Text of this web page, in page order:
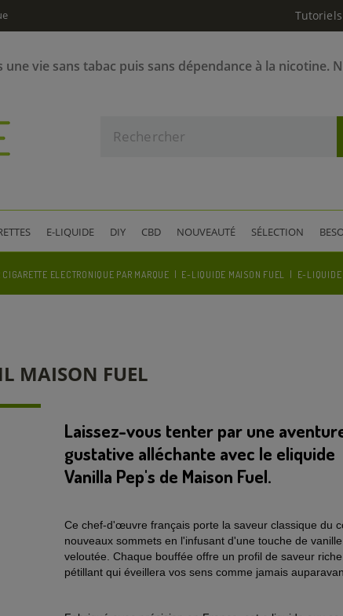
Tutoriels
vie sans tabac puis sans dépendance à la nicotine.
E-LIQUIDE DIY CBD NOUVEAUTÉ SÉLECTION
ELECTRONIQUE PAR MARQUE E-LIQUIDE MAISON FUEL E-
MAISON FUEL
Laissez-vous tenter par une
gustative alléchante avec le eliquide
Vanilla Pep's de Maison Fuel.
Ce chef-d'œuvre français porte la saveur classique du
nouveaux sommets en l'infusant d'une touche de vanille
veloutée. Chaque bouffée offre un profil de saveur
pétillant qui éveillera vos sens comme jamais